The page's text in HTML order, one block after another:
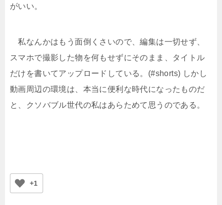
がいい。
私なんかはもう面倒くさいので、編集は一切せず、
スマホで撮影した物を何もせずにそのまま、タイトル
だけを書いてアップロードしている。(#shorts) しかし
動画周辺の環境は、本当に便利な時代になったものだ
と、クソバブル世代の私はあらためて思うのである。
+1